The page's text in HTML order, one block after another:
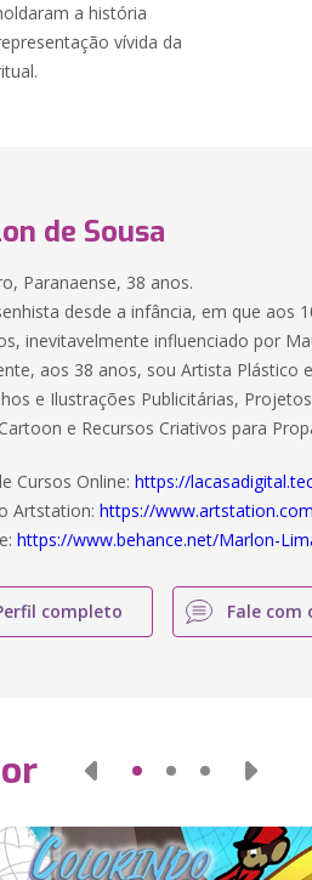
a história
vívida da
de Sousa
Paranaense, 38 anos.
desde a infância, em que aos
inevitavelmente influenciado por
aos 38 anos, sou Artista Plástico
e Ilustrações Publicitárias,
e Recursos Criativos para
Cursos Online:https://
Artstation:https://
https://www.behance.net/Marlon-
completo Fale com